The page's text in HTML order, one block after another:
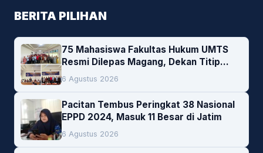
BERITA PILIHAN
75 Mahasiswa Fakultas Hukum UMTS
Resmi Dilepas Magang, Dekan Titip
Empat Pesan Penting
6 Agustus 2026
Pacitan Tembus Peringkat 38 Nasional
EPPD 2024, Masuk 11 Besar di Jatim
6 Agustus 2026